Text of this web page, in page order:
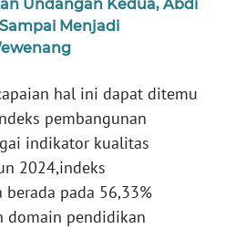
Undangan Kedua, Abdi
Menjadi
hal ini dapat ditemu
pembangunan
indikator kualitas
2024,indeks
pada 56,33%
domain pendidikan